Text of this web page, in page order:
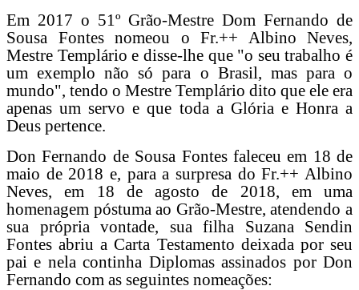
Em 2017 o 51º Grão-Mestre Dom Fernando de
Sousa Fontes nomeou o Fr.++ Albino Neves,
Mestre Templário e disse-lhe que "o seu trabalho é
um exemplo não só para o Brasil, mas para o
mundo", tendo o Mestre Templário dito que ele era
apenas um servo e que toda a Glória e Honra a
Deus pertence.
Don Fernando de Sousa Fontes faleceu em 18 de
maio de 2018 e, para a surpresa do Fr.++ Albino
Neves, em 18 de agosto de 2018, em uma
homenagem póstuma ao Grão-Mestre, atendendo a
sua própria vontade, sua filha Suzana Sendin
Fontes abriu a Carta Testamento deixada por seu
pai e nela continha Diplomas assinados por Don
Fernando com as seguintes nomeações: